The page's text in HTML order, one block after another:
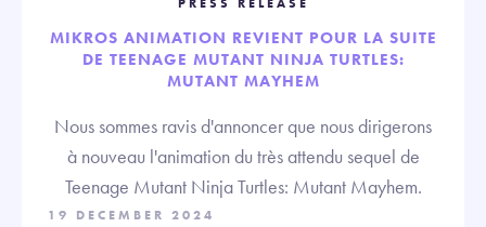
MIKROS ANIMATION REVIENT POUR LA SUITE
DE TEENAGE MUTANT NINJA TURTLES:
MUTANT MAYHEM
Nous sommes ravis d'annoncer que nous dirigerons
à nouveau l'animation du très attendu sequel de
Teenage Mutant Ninja Turtles: Mutant Mayhem.
19 DECEMBER 2024